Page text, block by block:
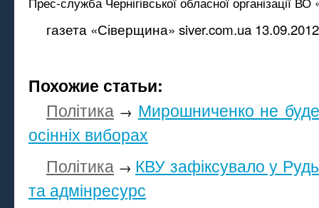
газета «Сіверщина» siver.com.ua
Похожие статьи:
Політика → Мирошниченко не
осінніх виборах
Політика → КВУ зафіксувало у
та адмінресурс